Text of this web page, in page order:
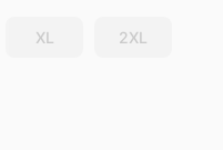
XL 2XL